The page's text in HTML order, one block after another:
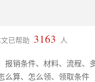
已帮助 3163 人
报销条件、材料、流程、
么算、怎么领、领取条件